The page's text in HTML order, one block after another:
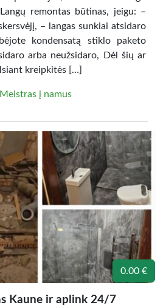
remontas būtinas, jeigu: –
– langas sunkiai atsidaro
kondensatą stiklo paketo
arba neužsidaro, Dėl šių ar
kreipkitės […]
Meistras į namus
0.00 €
Kaune ir aplink 24/7